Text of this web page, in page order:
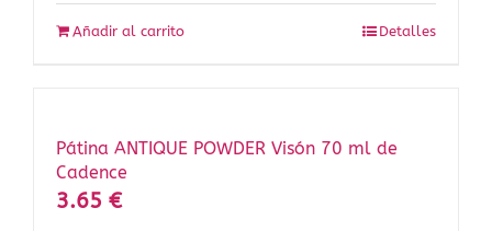
Añadir al carrito Detalles
Pátina ANTIQUE POWDER Visón 70 ml de
Cadence
3.65 €